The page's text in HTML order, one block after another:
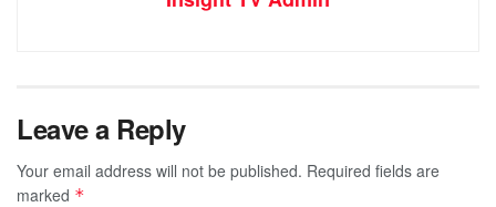
Leave a Reply
Your email address will not be published. Required fields are
marked *